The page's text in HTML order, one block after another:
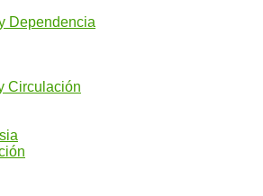
Dependencia
Circulación